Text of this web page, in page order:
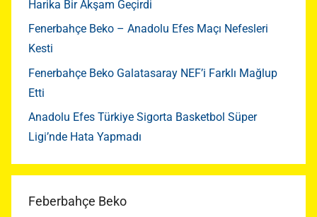
Harika Bir Akşam Geçirdi
Fenerbahçe Beko – Anadolu Efes Maçı Nefesleri
Kesti
Fenerbahçe Beko Galatasaray NEF’i Farklı Mağlup
Etti
Anadolu Efes Türkiye Sigorta Basketbol Süper
Ligi’nde Hata Yapmadı
Feberbahçe Beko